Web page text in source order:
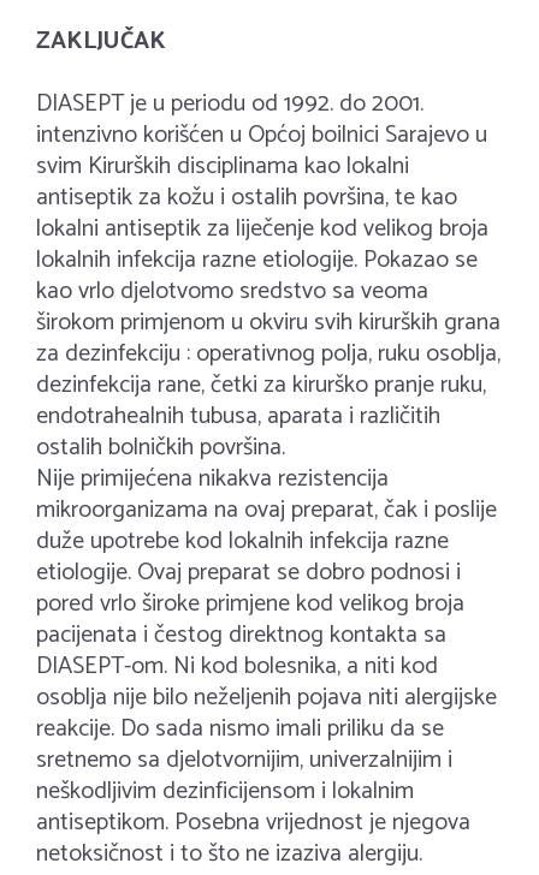
ZAKLJUČAK
DIASEPT je u periodu od 1992. do 2001.
intenzivno korišćen u Općoj boilnici Sarajevo u
svim Kirurških disciplinama kao lokalni
antiseptik za kožu i ostalih površina, te kao
lokalni antiseptik za liječenje kod velikog broja
lokalnih infekcija razne etiologije. Pokazao se
kao vrlo djelotvomo sredstvo sa veoma
širokom primjenom u okviru svih kirurških grana
za dezinfekciju : operativnog polja, ruku osoblja,
dezinfekcija rane, četki za kirurško pranje ruku,
endotrahealnih tubusa, aparata i različitih
ostalih bolničkih površina.
Nije primijećena nikakva rezistencija
mikroorganizama na ovaj preparat, čak i poslije
duže upotrebe kod lokalnih infekcija razne
etiologije. Ovaj preparat se dobro podnosi i
pored vrlo široke primjene kod velikog broja
pacijenata i čestog direktnog kontakta sa
DIASEPT-om. Ni kod bolesnika, a niti kod
osoblja nije bilo neželjenih pojava niti alergijske
reakcije. Do sada nismo imali priliku da se
sretnemo sa djelotvornijim, univerzalnijim i
neškodljivim dezinficijensom i lokalnim
antiseptikom. Posebna vrijednost je njegova
netoksičnost i to što ne izaziva alergiju.